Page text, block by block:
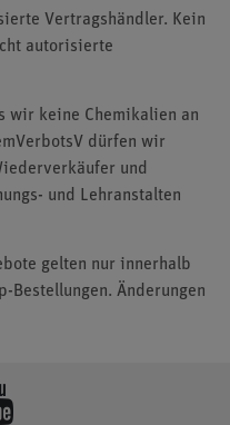
Vertragshändler. Kein
autorisierte
wir keine Chemikalien an
dürfen wir
und
und Lehranstalten
gelten nur innerhalb
Bestellungen. Änderungen